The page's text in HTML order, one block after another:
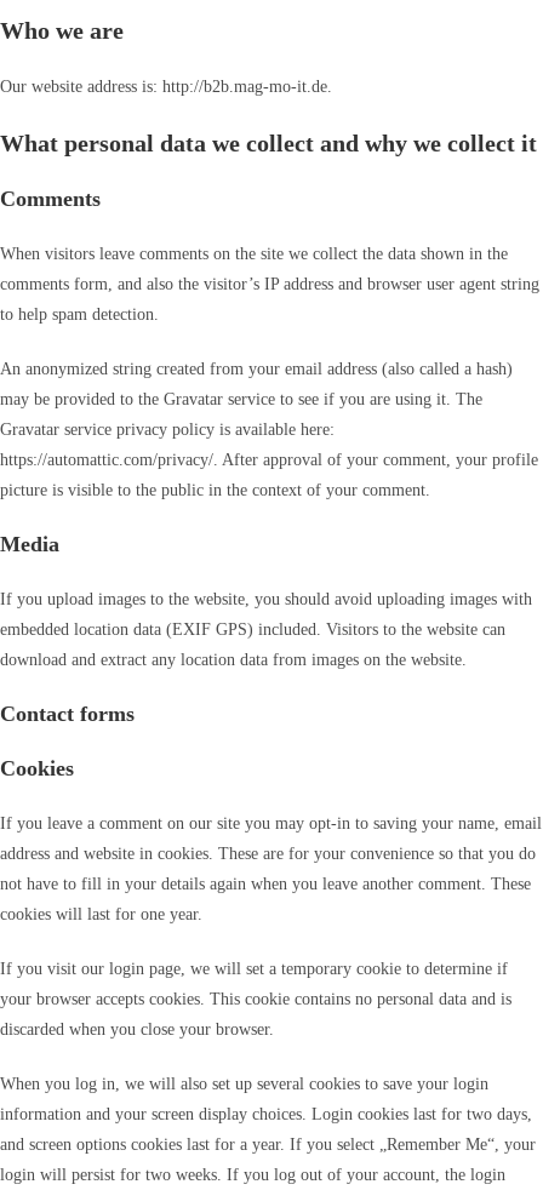
Who we are
Our website address is: http://b2b.mag-mo-it.de.
What personal data we collect and why we collect it
Comments
When visitors leave comments on the site we collect the data shown in the
comments form, and also the visitor’s IP address and browser user agent string
to help spam detection.
An anonymized string created from your email address (also called a hash)
may be provided to the Gravatar service to see if you are using it. The
Gravatar service privacy policy is available here:
https://automattic.com/privacy/. After approval of your comment, your profile
picture is visible to the public in the context of your comment.
Media
If you upload images to the website, you should avoid uploading images with
embedded location data (EXIF GPS) included. Visitors to the website can
download and extract any location data from images on the website.
Contact forms
Cookies
If you leave a comment on our site you may opt-in to saving your name, email
address and website in cookies. These are for your convenience so that you do
not have to fill in your details again when you leave another comment. These
cookies will last for one year.
If you visit our login page, we will set a temporary cookie to determine if
your browser accepts cookies. This cookie contains no personal data and is
discarded when you close your browser.
When you log in, we will also set up several cookies to save your login
information and your screen display choices. Login cookies last for two days,
and screen options cookies last for a year. If you select „Remember Me“, your
login will persist for two weeks. If you log out of your account, the login